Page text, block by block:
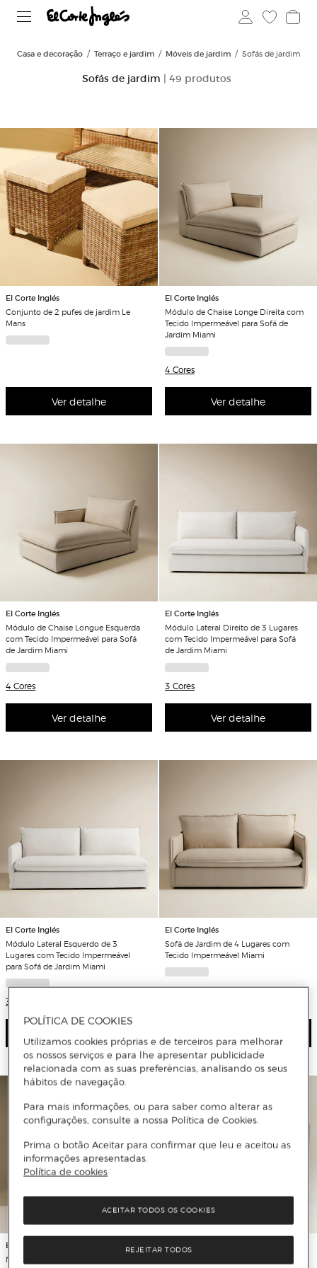
Casa e decoração Terraço e jardim Móveis de jardim Sofás de jardim
Sofás de jardim | 49 produtos
El Corte Inglés
Conjunto de 2 pufes de jardim Le
Mans
Ver detalhe
El Corte Inglés
Módulo de Chaise Longe Direita com
Tecido Impermeável para Sofá de
Jardim Miami
4 Cores
Ver detalhe
El Corte Inglés
Módulo de Chaise Longue Esquerda
com Tecido Impermeável para Sofá
de Jardim Miami
4 Cores
Ver detalhe
El Corte Inglés
Módulo Lateral Direito de 3 Lugares
com Tecido Impermeável para Sofá
de Jardim Miami
3 Cores
Ver detalhe
El Corte Inglés
Módulo Lateral Esquerdo de 3
Lugares com Tecido Impermeável
para Sofá de Jardim Miami
3 Cores
El Corte Inglés
Sofá de Jardim de 4 Lugares com
Tecido Impermeável Miami
El Corte Inglés
Módulos direito e esquerdo para sofá
El Corte Inglés
POLÍTICA DE COOKIES
Utilizamos cookies próprias e de terceiros para melhorar
os nossos serviços e para lhe apresentar publicidade
relacionada com as suas preferências, analisando os seus
hábitos de navegação.
Para mais informações, ou para saber como alterar as
configurações, consulte a nossa Política de Cookies.
Prima o botão Aceitar para confirmar que leu e aceitou as
informações apresentadas.
Política de cookies
REJEITAR TODOS
ACEITAR TODOS OS COOKIES